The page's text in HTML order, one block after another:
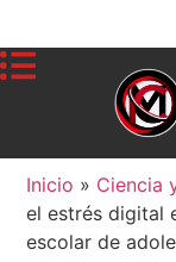
Inicio » Ciencia
el estrés digital
escolar de